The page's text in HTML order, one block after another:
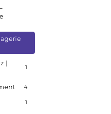
|
1
4
1